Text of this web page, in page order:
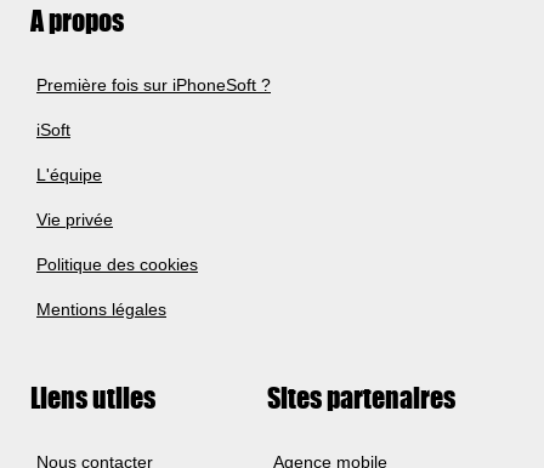
A propos
Première fois sur iPhoneSoft ?
iSoft
L'équipe
Vie privée
Politique des cookies
Mentions légales
Liens utiles
Nous contacter
Sites partenaires
Agence mobile